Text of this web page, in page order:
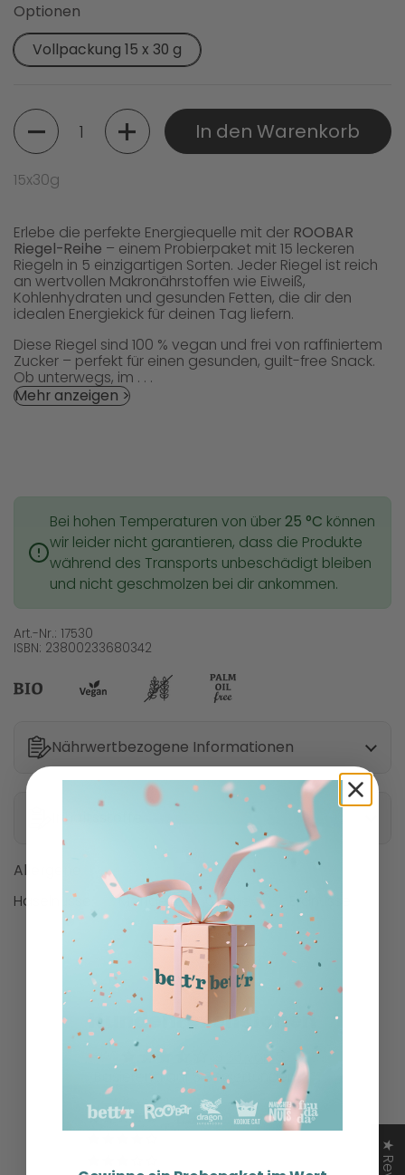
Optionen
Vollpackung 15 x 30 g
Menge
In den Warenkorb
15x30g
Erlebe die perfekte Energiequelle mit der ROOBAR
Riegel-Reihe – einem Probierpaket mit 15 leckeren
Riegeln in 5 einzigartigen Sorten. Jeder Riegel ist reich
an wertvollen Makronährstoffen wie Eiweiß,
Kohlenhydraten und gesunden Fetten, die dir den
idealen Energiekick für deinen Tag liefern.
Diese Riegel sind 100 % vegan und frei von raffiniertem
Zucker – perfekt für einen gesunden, guilt-free Snack.
Ob unterwegs, im . . .
Mehr anzeigen >
Bei hohen Temperaturen von über25 °C können
wir leider nicht garantieren, dass die Produkte
während des Transports unbeschädigt bleiben
und nicht geschmolzen bei dir ankommen.
Art.-Nr.: 17530
ISBN: 23800233680342
Nährwertbezogene Informationen
Inhaltsstoffe
Allergene
Haselnüsse
Mandeln Cashew Erdnüsse
Kundenrezensionen
3.33 von 5
Basierend auf 3 Bewertungen
1